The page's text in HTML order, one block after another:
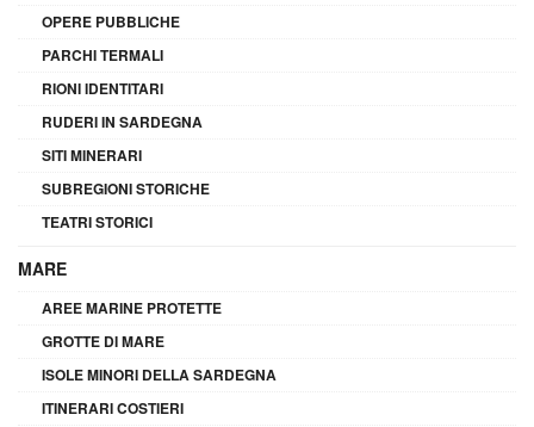
OPERE PUBBLICHE
PARCHI TERMALI
RIONI IDENTITARI
RUDERI IN SARDEGNA
SITI MINERARI
SUBREGIONI STORICHE
TEATRI STORICI
MARE
AREE MARINE PROTETTE
GROTTE DI MARE
ISOLE MINORI DELLA SARDEGNA
ITINERARI COSTIERI